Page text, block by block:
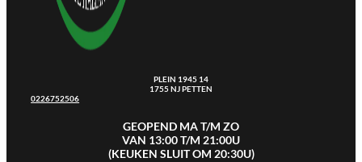
PLEIN 1945 14
1755 NJ PETTEN
0226752506
GEOPEND MA T/M ZO
VAN 13:00 T/M 21:00U
(KEUKEN SLUIT OM 20:30U)